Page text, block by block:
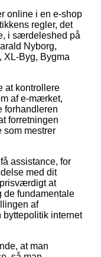
online i en e-shop
regler, det
i særdeleshed på
Nyborg,
XL-Byg, Bygma
at kontrollere
af e-mærket,
forhandleren
forretningen
som mestrer
assistance, for
med dit
at
de fundamentale
af
byttepolitik internet
at man